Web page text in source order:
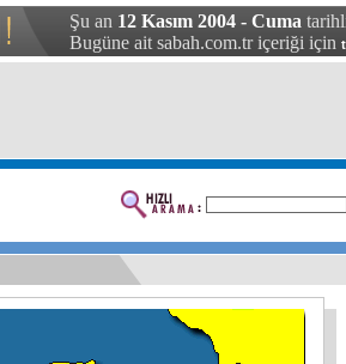
Şu an 12 Kasım 2004 - Cuma
Bugüne ait sabah.com.tr içeriği için